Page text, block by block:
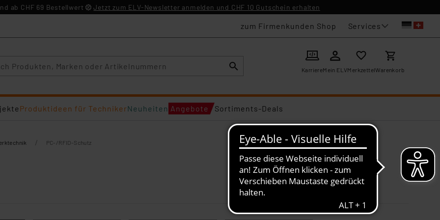
ab CHF 69 Bestellwert Jetzt zum ELV-Newsletter anmelden und CHF 10 Gutschein erhalten
zum Firmenkunden Shop Services
KarriereMein ELVMerkzettelWarenkorb
Produktideen für TechnikerNeuheiten Angebote Sortiments-Deals
/ PC-/RFID-Schutz